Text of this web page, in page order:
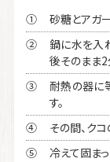
①
砂糖とアガ
②
鍋に水を入
後そのまま2
③
耐熱の器に
す。
④
その間、ク
⑤
冷えて固ま